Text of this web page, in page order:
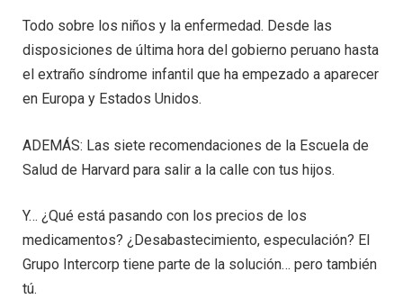
Todo sobre los niños y la enfermedad. Desde las
disposiciones de última hora del gobierno peruano hasta
el extraño síndrome infantil que ha empezado a aparecer
en Europa y Estados Unidos.
ADEMÁS: Las siete recomendaciones de la Escuela de
Salud de Harvard para salir a la calle con tus hijos.
Y… ¿Qué está pasando con los precios de los
medicamentos? ¿Desabastecimiento, especulación? El
Grupo Intercorp tiene parte de la solución… pero también
tú.